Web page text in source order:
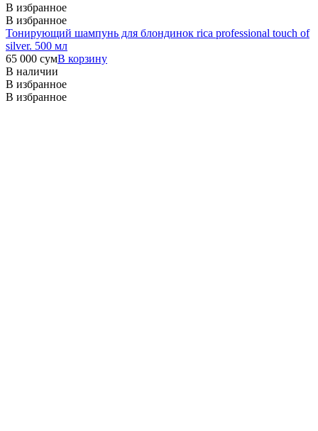
В избранное
В избранное
Тонирующий шампунь для блондинок rica professional touch of
silver. 500 мл
65 000 сумВ корзину
В наличии
В избранное
В избранное